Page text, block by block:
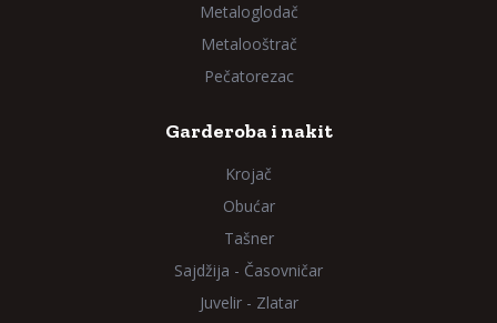
Metaloglodač
Metalooštrač
Pečatorezac
Garderoba i nakit
Krojač
Obućar
Tašner
Sajdžija - Časovničar
Juvelir - Zlatar